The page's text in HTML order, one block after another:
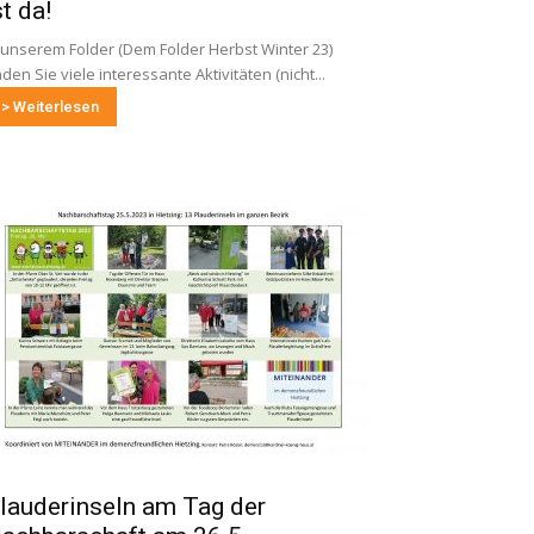
da!
Folder (Dem Folder Herbst Winter 23)
Sie viele interessante Aktivitäten (nicht...
> Weiterlesen
am Tag der